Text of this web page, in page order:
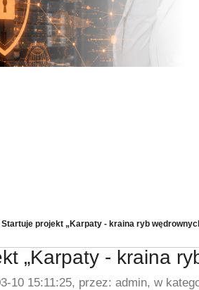
Startuje projekt „Karpaty - kraina ryb
„Karpaty - kraina
10 15:11:25, przez: admin, w